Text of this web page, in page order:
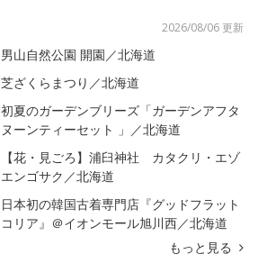
2026/08/06 更新
男山自然公園 開園／北海道
芝ざくらまつり／北海道
初夏のガーデンブリーズ「ガーデンアフタ
ヌーンティーセット 」／北海道
【花・見ごろ】浦臼神社 カタクリ・エゾ
エンゴサク／北海道
日本初の韓国古着専門店『グッドフラット
コリア』＠イオンモール旭川西／北海道
もっと見る